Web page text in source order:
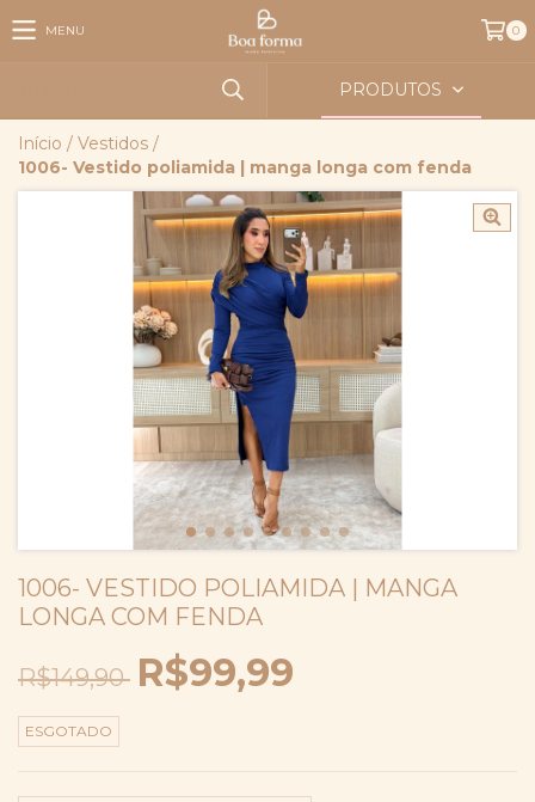
MENU 0
PRODUTOS
Início / Vestidos /
1006- Vestido poliamida | manga longa com fenda
1006- VESTIDO POLIAMIDA | MANGA
LONGA COM FENDA
R$149,90 R$99,99
ESGOTADO